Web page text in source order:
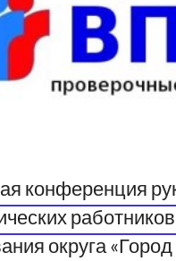
конференция
округа «Город